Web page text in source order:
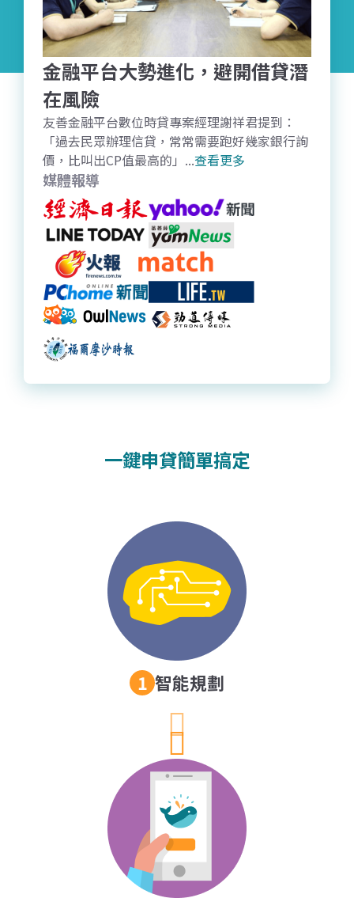
金融平台大勢進化，避開借貸潛
在風險
友善金融平台數位時貸專案經理謝祥君提到：
「過去民眾辦理信貸，常常需要跑好幾家銀行詢
價，比叫出CP值最高的」...查看更多
媒體報導
一鍵申貸簡單搞定
智能規劃